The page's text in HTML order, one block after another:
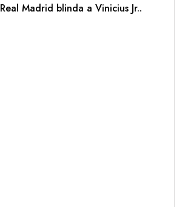
Real Madrid blinda a Vinicius Jr..